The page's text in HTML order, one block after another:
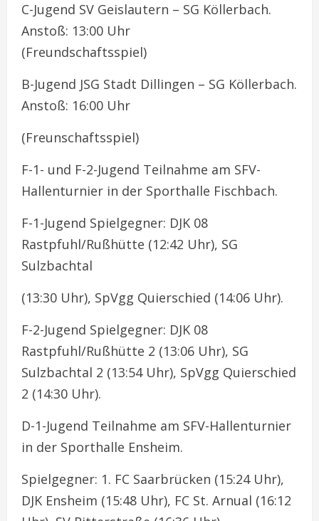
C-Jugend SV Geislautern – SG Köllerbach.
Anstoß: 13:00 Uhr
(Freundschaftsspiel)
B-Jugend JSG Stadt Dillingen – SG Köllerbach.
Anstoß: 16:00 Uhr
(Freunschaftsspiel)
F-1- und F-2-Jugend Teilnahme am SFV-
Hallenturnier in der Sporthalle Fischbach.
F-1-Jugend Spielgegner: DJK 08
Rastpfuhl/Rußhütte (12:42 Uhr), SG
Sulzbachtal
(13:30 Uhr), SpVgg Quierschied (14:06 Uhr).
F-2-Jugend Spielgegner: DJK 08
Rastpfuhl/Rußhütte 2 (13:06 Uhr), SG
Sulzbachtal 2 (13:54 Uhr), SpVgg Quierschied
2 (14:30 Uhr).
D-1-Jugend Teilnahme am SFV-Hallenturnier
in der Sporthalle Ensheim.
Spielgegner: 1. FC Saarbrücken (15:24 Uhr),
DJK Ensheim (15:48 Uhr), FC St. Arnual (16:12